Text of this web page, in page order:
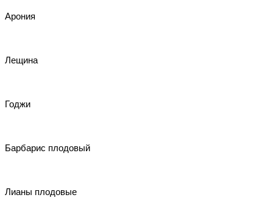
Арония
Лещина
Годжи
Барбарис плодовый
Лианы плодовые